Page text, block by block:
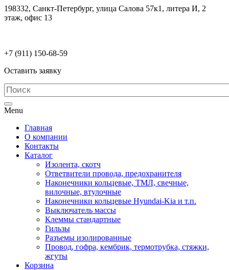
198332, Санкт-Петербург, улица Салова 57к1, литера И, 2
этаж, офис 13
+7 (911) 150-68-59
Оставить заявку
Menu
Главная
О компании
Контакты
Каталог
Изолента, скотч
Ответвители провода, предохранителя
Наконечники кольцевые, ТМЛ, свечные,
вилочные, втулочные
Наконечники кольцевые Hyundai-Kia и т.п.
Выключатель массы
Клеммы стандартные
Гильзы
Разъемы изолированные
Провод, гофра, кембрик, термотрубка, стяжки,
жгуты
Корзина